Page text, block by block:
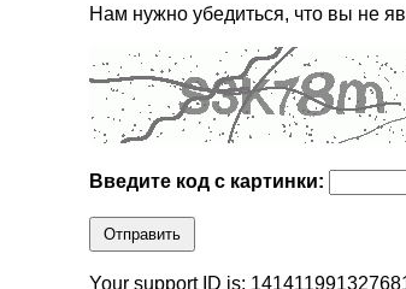
Нам нужно убедиться, что вы не
Введите код с картинки:
Отправить
Your support ID is: